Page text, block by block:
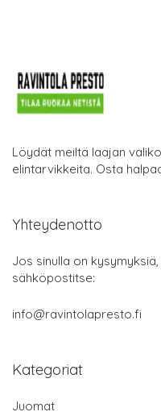
Löydät meiltä laajan
elintarvikkeita. Osta
Yhteydenotto
Jos sinulla on
sähköpostitse:
info@ravintolapresto.fi
Kategoriat
Juomat